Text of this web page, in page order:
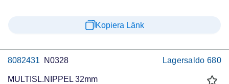
Kopiera Länk
8082431 N0328 Lagersaldo 680
MULTISL.NIPPEL 32mm